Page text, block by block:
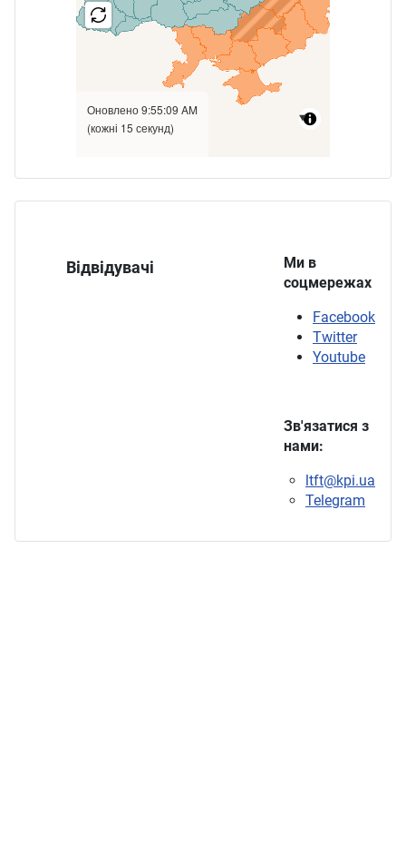
Відвідувачі
Ми в
соцмережах
Facebook
Twitter
Youtube
Зв'язатися з
нами:
ltft@kpi.ua
Telegram